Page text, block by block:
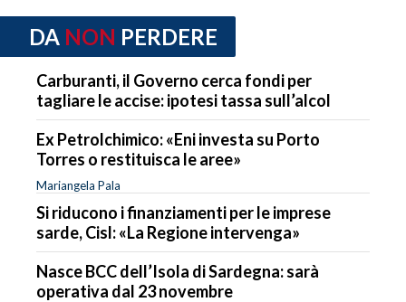
DA NON PERDERE
Carburanti, il Governo cerca fondi per
tagliare le accise: ipotesi tassa sull’alcol
Ex Petrolchimico: «Eni investa su Porto
Torres o restituisca le aree»
Mariangela Pala
Si riducono i finanziamenti per le imprese
sarde, Cisl: «La Regione intervenga»
Nasce BCC dell’Isola di Sardegna: sarà
operativa dal 23 novembre